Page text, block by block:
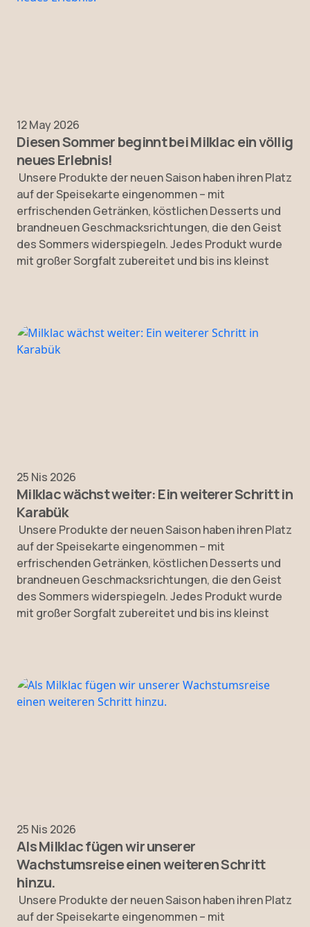
12 May 2026
Diesen Sommer beginnt bei Milklac ein völlig
neues Erlebnis!
Unsere Produkte der neuen Saison haben ihren Platz
auf der Speisekarte eingenommen – mit
erfrischenden Getränken, köstlichen Desserts und
brandneuen Geschmacksrichtungen, die den Geist
des Sommers widerspiegeln. Jedes Produkt wurde
mit großer Sorgfalt zubereitet und bis ins kleinst
25 Nis 2026
Milklac wächst weiter: Ein weiterer Schritt in
Karabük
Unsere Produkte der neuen Saison haben ihren Platz
auf der Speisekarte eingenommen – mit
erfrischenden Getränken, köstlichen Desserts und
brandneuen Geschmacksrichtungen, die den Geist
des Sommers widerspiegeln. Jedes Produkt wurde
mit großer Sorgfalt zubereitet und bis ins kleinst
25 Nis 2026
Als Milklac fügen wir unserer
Wachstumsreise einen weiteren Schritt
hinzu.
Unsere Produkte der neuen Saison haben ihren Platz
auf der Speisekarte eingenommen – mit